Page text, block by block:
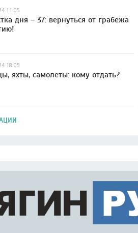
11:05
дня – 37: вернуться от грабежа
18:05
яхты, самолеты: кому отдать?